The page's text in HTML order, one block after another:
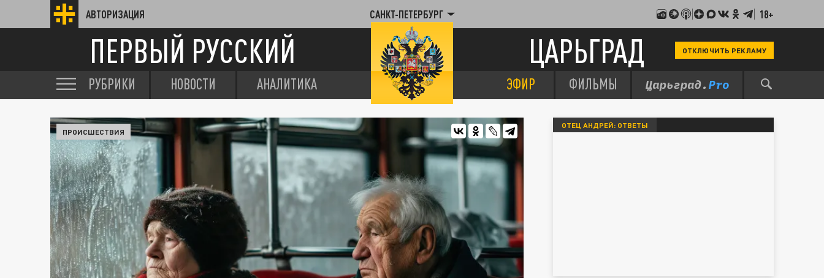
АВТОРИЗАЦИЯ САНКТ-ПЕТЕРБУРГ 18+
ПЕРВЫЙ РУССКИЙ ЦАРЬГРАД ОТКЛЮЧИТЬ РЕКЛАМУ
РУБРИКИ НОВОСТИ АНАЛИТИКА ЭФИР ФИЛЬМЫ
ПРОИСШЕСТВИЯ
ОТЕЦ АНДРЕЙ: ОТВЕТЫ